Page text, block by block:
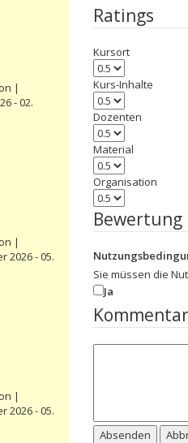
Ratings
Kursort
Kurs-Inhalte
Dozenten
Material
Organisation
Bewertung
Sie müssen die
Ja
Absenden
|
- 02.
|
2026 - 05.
|
2026 - 05.